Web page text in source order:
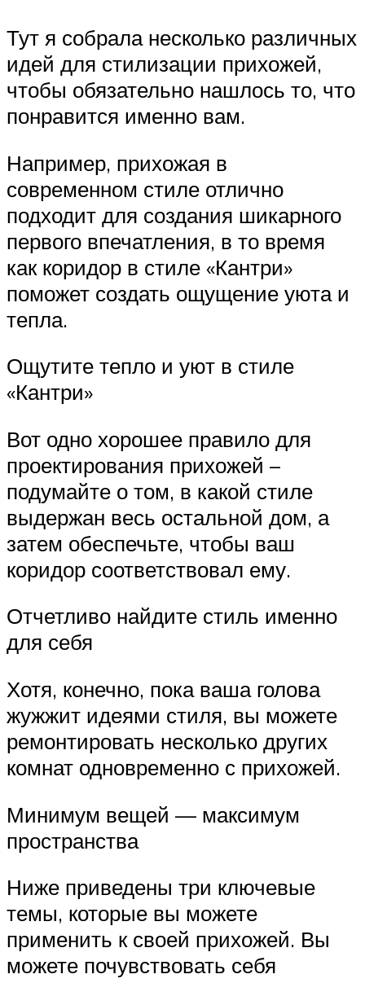
Тут я собрала несколько различных
идей для стилизации прихожей,
чтобы обязательно нашлось то, что
понравится именно вам.
Например, прихожая в
современном стиле отлично
подходит для создания шикарного
первого впечатления, в то время
как коридор в стиле «Кантри»
поможет создать ощущение уюта и
тепла.
Ощутите тепло и уют в стиле
«Кантри»
Вот одно хорошее правило для
проектирования прихожей –
подумайте о том, в какой стиле
выдержан весь остальной дом, а
затем обеспечьте, чтобы ваш
коридор соответствовал ему.
Отчетливо найдите стиль именно
для себя
Хотя, конечно, пока ваша голова
жужжит идеями стиля, вы можете
ремонтировать несколько других
комнат одновременно с прихожей.
Минимум вещей — максимум
пространства
Ниже приведены три ключевые
темы, которые вы можете
применить к своей прихожей. Вы
можете почувствовать себя